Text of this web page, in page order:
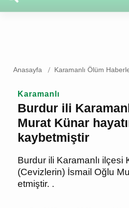
Anasayfa Karamanlı Ölüm
Karamanlı
Burdur ili
Murat Künar
kaybetmiştir
Burdur ili Karamanlı
(Cevizlerin) İsmail Oğlu
vefat etmiştir. .